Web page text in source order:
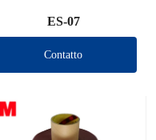
ES-07
Contatto